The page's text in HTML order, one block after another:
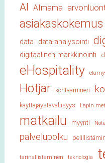
AI AImama
asiakaskokemus
data data-analysointi
digitaalinen markkinointi
eHospitality
Hotjar kohtaaminen
käyttäjäystävällisyys
Lapin
matkailu myynti
palvelupolku
tarinallistaminen teknologia